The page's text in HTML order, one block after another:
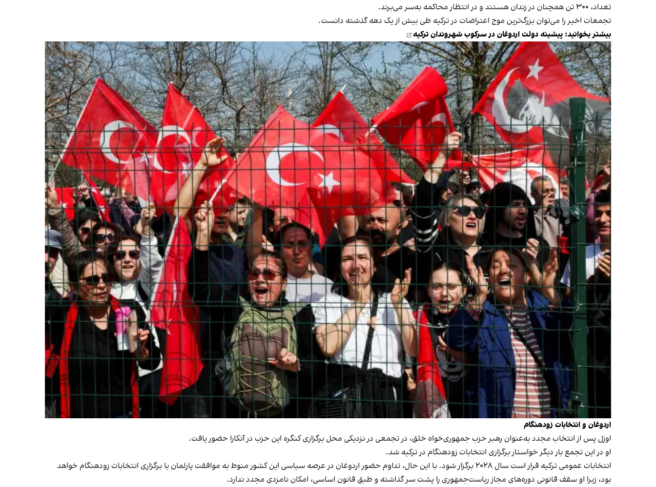
تعداد، ۳۰۰ تن همچنان در زندان هستند و در انتظار محاکمه به‌سر می‌برند.
تجمعات اخیر را می‌توان بزرگ‌ترین موج اعتراضات در ترکیه طی بیش از یک دهه گذشته دانست.
بیشتر بخوانید: پیشینه دولت اردوغان در سرکوب شهروندان ترکیه
اردوغان و انتخابات زودهنگام
اوزل پس از انتخاب مجدد به‌عنوان رهبر حزب جمهوری‌خواه خلق، در تجمعی در نزدیکی محل برگزاری کنگره این حزب در آنکارا حضور یافت.
او در این تجمع بار دیگر خواستار برگزاری انتخابات زودهنگام در ترکیه شد.
انتخابات عمومی ترکیه قرار است سال ۲۰۲۸ برگزار شود. با این حال، تداوم حضور اردوغان در عرصه سیاسی این کشور منوط به موافقت پارلمان با برگزاری انتخابات زودهنگام خواهد
بود، زیرا او سقف قانونی دوره‌های مجاز ریاست‌جمهوری را پشت سر گذاشته و طبق قانون اساسی، امکان نامزدی مجدد ندارد.